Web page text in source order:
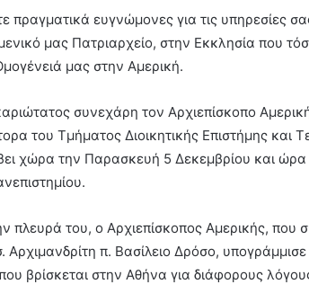
πραγματικά ευγνώμονες για τις υπηρεσίες
μας Πατριαρχείο, στην Εκκλησία που
μας στην Αμερική.
συνεχάρη τον Αρχιεπίσκοπο
του Τμήματος Διοικητικής Επιστήμης
χώρα την Παρασκευή 5 Δεκεμβρίου και ώρα
πλευρά του, ο Αρχιεπίσκοπος Αμερικής, που
Αρχιμανδρίτη π. Βασίλειο Δρόσο,
βρίσκεται στην Αθήνα για διάφορους